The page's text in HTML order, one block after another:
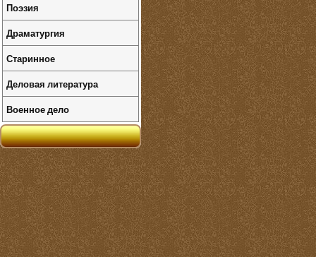
Поэзия
Драматургия
Старинное
Деловая литература
Военное дело